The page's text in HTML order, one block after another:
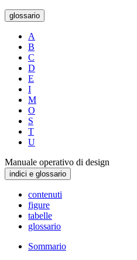
glossario
A
B
C
D
E
I
M
O
S
T
U
Manuale operativo di design
indici e glossario
contenuti
figure
tabelle
glossario
Sommario